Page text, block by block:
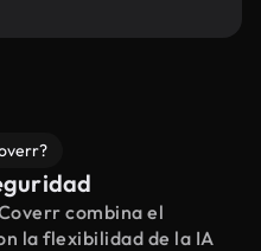
combina el
la flexibilidad de la IA